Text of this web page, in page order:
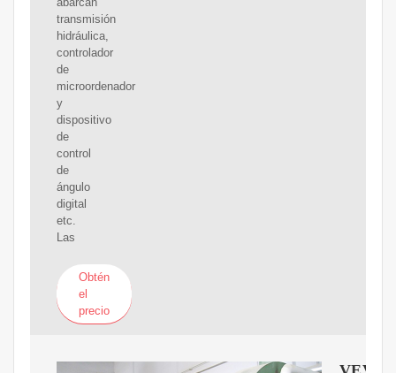
transmisión
hidráulica,
controlador
de
microordenador
y
dispositivo
de
control
de
ángulo
digital
etc.
Las
Obtén
el
precio